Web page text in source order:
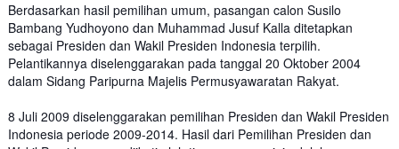
Berdasarkan hasil pemilihan umum, pasangan calon Susilo
Bambang Yudhoyono dan Muhammad Jusuf Kalla ditetapkan
sebagai Presiden dan Wakil Presiden Indonesia terpilih.
Pelantikannya diselenggarakan pada tanggal 20 Oktober 2004
dalam Sidang Paripurna Majelis Permusyawaratan Rakyat.
8 Juli 2009 diselenggarakan pemilihan Presiden dan Wakil Presiden
Indonesia periode 2009-2014. Hasil dari Pemilihan Presiden dan